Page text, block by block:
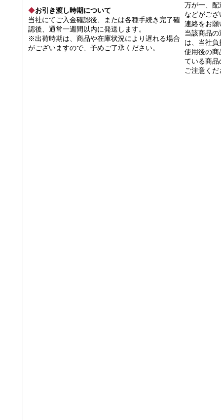
◆お引き渡し時期について
当社にてご入金確認後、または各種手続き完了確
認後、通常一週間以内に発送します。
※出荷時期は、商品や在庫状況により遅れる場合
がございますので、予めご了承ください。
万が一、配
などがご
連絡をお願
当該商品
は、当社
使用後の商
ている商品
ご注意くだ